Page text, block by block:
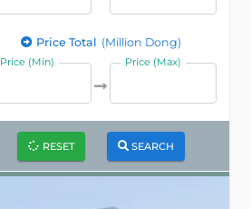
Price Total (Million Dong)
Price (Min) Price (Max)
RESET SEARCH